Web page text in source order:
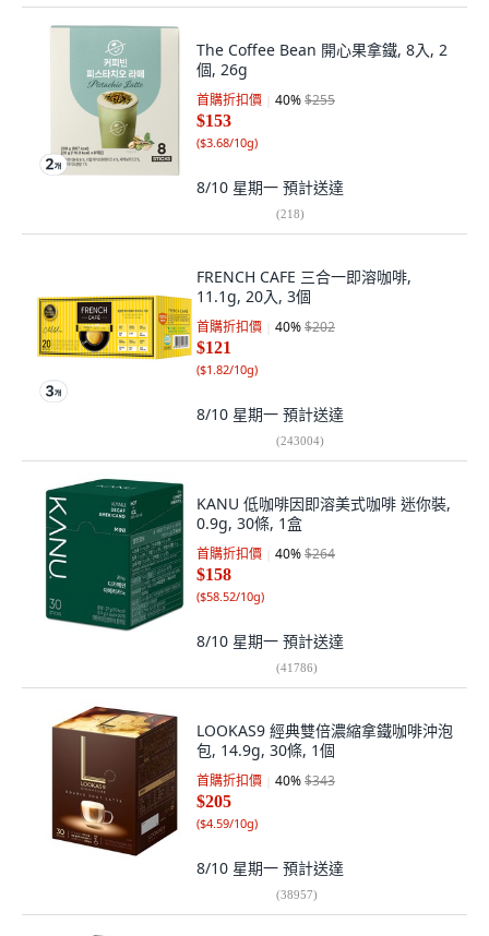
The Coffee Bean 開心果拿鐵, 8入, 2
個, 26g
首購折扣價 40%$255
$153
($3.68/10g)
8/10 星期一 預計送達
(218)
FRENCH CAFE 三合一即溶咖啡,
11.1g, 20入, 3個
首購折扣價 40%$202
$121
($1.82/10g)
8/10 星期一 預計送達
(243004)
KANU 低咖啡因即溶美式咖啡 迷你裝,
0.9g, 30條, 1盒
首購折扣價 40%$264
$158
($58.52/10g)
8/10 星期一 預計送達
(41786)
LOOKAS9 經典雙倍濃縮拿鐵咖啡沖泡
包, 14.9g, 30條, 1個
首購折扣價 40%$343
$205
($4.59/10g)
8/10 星期一 預計送達
(38957)